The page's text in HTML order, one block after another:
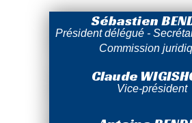
Sébastien
Président délégué -
Commission
Claude
Vice-président